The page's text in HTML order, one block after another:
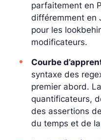
parfaitement en
différemment en
pour les
modificateurs.
Courbe
syntaxe des
premier abord.
quantificateurs,
des assertions
du temps et de